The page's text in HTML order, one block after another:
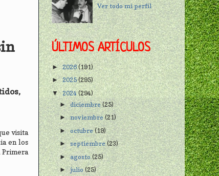
visita
en los
Primera
Ver todo mi perfil
ÚLTIMOS ARTÍCULOS
►2026(191)
►2025(295)
▼2024(294)
►diciembre(25)
►noviembre(21)
►octubre(19)
►septiembre(23)
►agosto(25)
►julio(25)